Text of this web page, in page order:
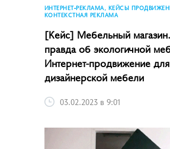
ИНТЕРНЕТ-РЕКЛАМА, КЕЙСЫ
КОНТЕКСТНАЯ РЕКЛАМА
[Кейс] Мебельный
правда об экологичной
Интернет-продвижение для
дизайнерской мебели
03.02.2023 в 9:01